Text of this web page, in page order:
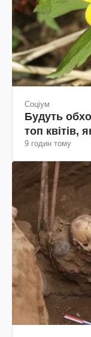
Соціум
Будуть
топ квітів,
9 годин тому